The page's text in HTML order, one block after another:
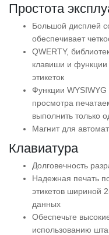
Простота
Большой дисплей
обеспечивает
QWERTY,
клавиши и
этикеток
Функции
просмотра
выполнить только
Магнит для
Клавиатура
Долговечность
Надежная печать
этикетов шириной
данных
Обеспечьте
использованию